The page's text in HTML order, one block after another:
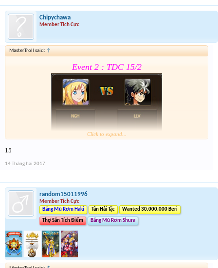
Chipychawa
Member Tích Cực
MasterTroll said: ↑
Event 2 : TDC 15/2
Chung kết r ráng quẫy đi ae phần thưởng xôm hơn
Click to expand...
15
14 Tháng hai 2017
random15011996
Member Tích Cực
Băng Mũ Rơm Haki
Tân Hải Tặc Wanted 30.000.000 Beri
Thợ Săn Tích Điểm Băng Mũ Rơm Shura